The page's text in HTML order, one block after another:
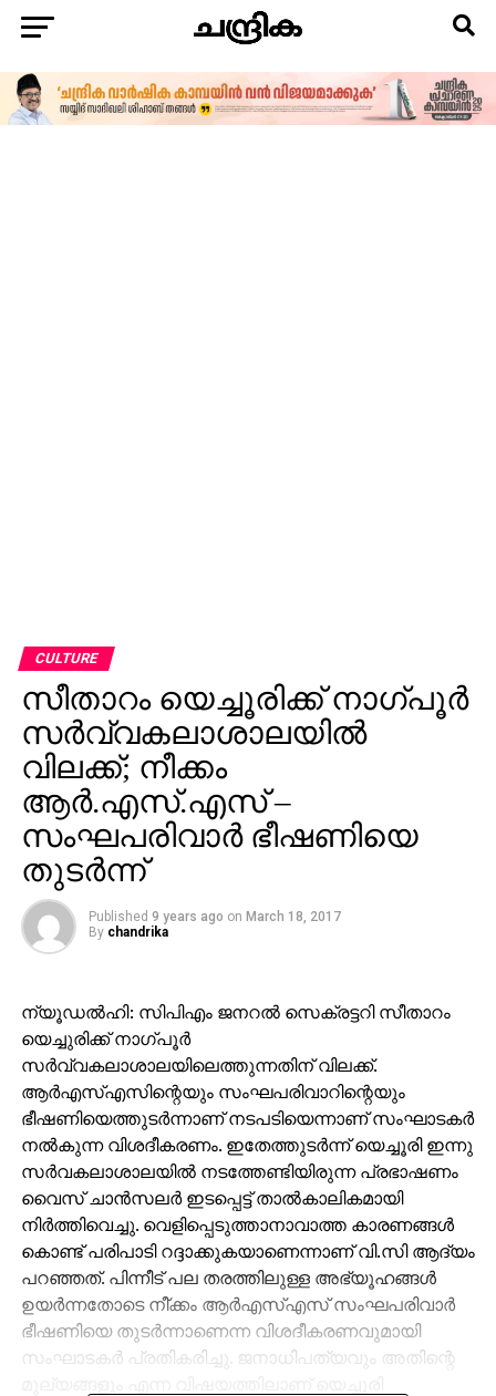
CULTURE
സീതാറം യെച്ചൂരിക്ക് നാഗ്പൂര്‍
സര്‍വ്വകലാശാലയില്‍
വിലക്ക്; നീക്കം
ആര്‍.എസ്.എസ് –
സംഘപരിവാര്‍ ഭീഷണിയെ
തുടര്‍ന്ന്
Published 9 years ago on March 18, 2017
By chandrika
ന്യൂഡല്‍ഹി: സിപിഎം ജനറല്‍ സെക്രട്ടറി സീതാറം
യെച്ചുരിക്ക് നാഗ്പൂര്‍
സര്‍വ്വകലാശാലയിലെത്തുന്നതിന് വിലക്ക്.
ആര്‍എസ്എസിന്റെയും സംഘപരിവാറിന്റെയും
ഭീഷണിയെത്തുടര്‍ന്നാണ് നടപടിയെന്നാണ് സംഘാടകര്‍
നല്‍കുന്ന വിശദീകരണം. ഇതേത്തുടര്‍ന്ന് യെച്ചൂരി ഇന്നു
സര്‍വകലാശാലയില്‍ നടത്തേണ്ടിയിരുന്ന പ്രഭാഷണം
വൈസ് ചാന്‍സലര്‍ ഇടപ്പെട്ട് താല്‍കാലികമായി
നിര്‍ത്തിവെച്ചു. വെളിപ്പെടുത്താനാവാത്ത കാരണങ്ങള്‍
കൊണ്ട് പരിപാടി റദ്ദാക്കുകയാണെന്നാണ് വി.സി ആദ്യം
പറഞ്ഞത്. പിന്നീട് പല തരത്തിലുള്ള അഭ്യൂഹങ്ങള്‍
ഉയര്‍ന്നതോടെ നീ്ക്കം ആര്‍എസ്എസ് സംഘപരിവാര്‍
ഭീഷണിയെ തുടര്‍ന്നാണെന്ന വിശദീകരണവുമായി
സംഘാടകര്‍ പ്രതികരിച്ചു. ജനാധിപത്യവും അതിന്റെ